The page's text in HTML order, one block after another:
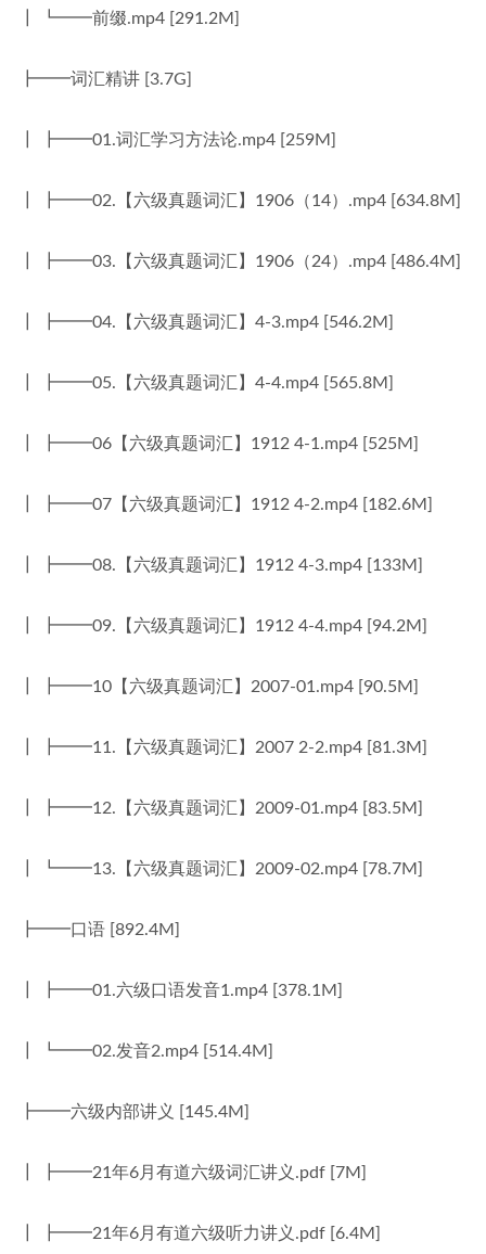
┃ ┗━━前缀.mp4 [291.2M]
┣━━词汇精讲 [3.7G]
┃ ┣━━01.词汇学习方法论.mp4 [259M]
┃ ┣━━02.【六级真题词汇】1906（14）.mp4 [634.8M]
┃ ┣━━03.【六级真题词汇】1906（24）.mp4 [486.4M]
┃ ┣━━04.【六级真题词汇】4-3.mp4 [546.2M]
┃ ┣━━05.【六级真题词汇】4-4.mp4 [565.8M]
┃ ┣━━06【六级真题词汇】1912 4-1.mp4 [525M]
┃ ┣━━07【六级真题词汇】1912 4-2.mp4 [182.6M]
┃ ┣━━08.【六级真题词汇】1912 4-3.mp4 [133M]
┃ ┣━━09.【六级真题词汇】1912 4-4.mp4 [94.2M]
┃ ┣━━10【六级真题词汇】2007-01.mp4 [90.5M]
┃ ┣━━11.【六级真题词汇】2007 2-2.mp4 [81.3M]
┃ ┣━━12.【六级真题词汇】2009-01.mp4 [83.5M]
┃ ┗━━13.【六级真题词汇】2009-02.mp4 [78.7M]
┣━━口语 [892.4M]
┃ ┣━━01.六级口语发音1.mp4 [378.1M]
┃ ┗━━02.发音2.mp4 [514.4M]
┣━━六级内部讲义 [145.4M]
┃ ┣━━21年6月有道六级词汇讲义.pdf [7M]
┃ ┣━━21年6月有道六级听力讲义.pdf [6.4M]